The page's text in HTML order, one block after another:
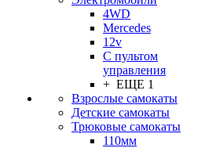
4WD
Mercedes
12v
С пультом
управления
+ ЕЩЕ 1
Взрослые самокаты
Детские самокаты
Трюковые самокаты
110мм